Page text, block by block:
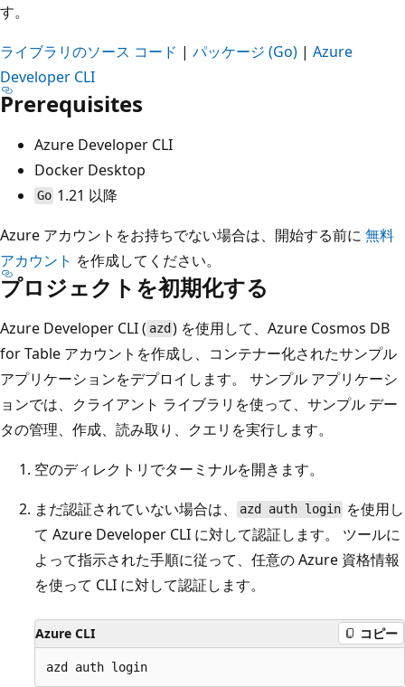
す。
ライブラリのソース コード | パッケージ (Go) | Azure
Developer CLI
Prerequisites
Azure Developer CLI
Docker Desktop
Go 1.21 以降
Azure アカウントをお持ちでない場合は、開始する前に 無料
アカウント を作成してください。
プロジェクトを初期化する
Azure Developer CLI ( azd ) を使用して、Azure Cosmos DB
for Table アカウントを作成し、コンテナー化されたサンプル
アプリケーションをデプロイします。 サンプル アプリケーシ
ョンでは、クライアント ライブラリを使って、サンプル デー
タの管理、作成、読み取り、クエリを実行します。
空のディレクトリでターミナルを開きます。
まだ認証されていない場合は、
azd auth login を使用し
て Azure Developer CLI に対して認証します。 ツールに
よって指示された手順に従って、任意の Azure 資格情報
を使って CLI に対して認証します。
Azure CLI コピー